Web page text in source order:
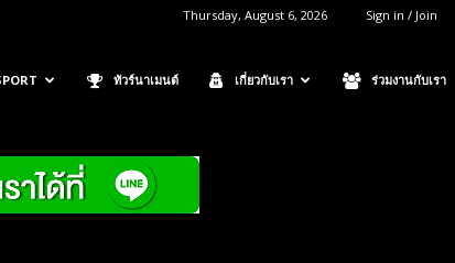
Thursday, August 6, 2026 Sign in / Join
ทัวร์นาเมนต์ เกี่ยวกับเรา ร่วมงานกับเรา